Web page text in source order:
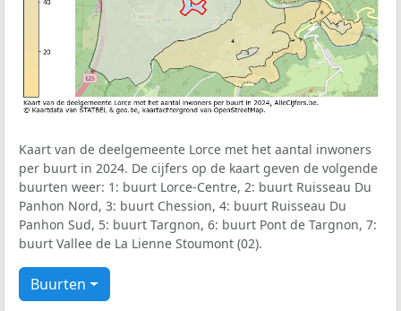
Kaart van de deelgemeente Lorce met het aantal inwoners
per buurt in 2024. De cijfers op de kaart geven de volgende
buurten weer: 1: buurt Lorce-Centre, 2: buurt Ruisseau Du
Panhon Nord, 3: buurt Chession, 4: buurt Ruisseau Du
Panhon Sud, 5: buurt Targnon, 6: buurt Pont de Targnon, 7:
buurt Vallee de La Lienne Stoumont (02).
Buurten